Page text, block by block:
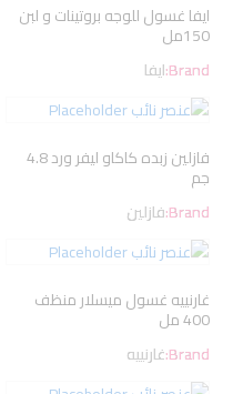
ايفا غسول للوجه بروتينات و لبن
150مل
Brand:ايفا
فازلين زبده كاكاو ليفر ورد 4.8
جم
Brand:فازلين
غارنييه غسول ميسلار منظف
400 مل
Brand:غارنييه